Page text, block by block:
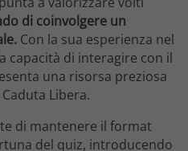
di coinvolgere un
Con la sua esperienza nel
capacità di interagire con il
una risorsa preziosa
Libera.
di mantenere il format
del quiz, introducendo